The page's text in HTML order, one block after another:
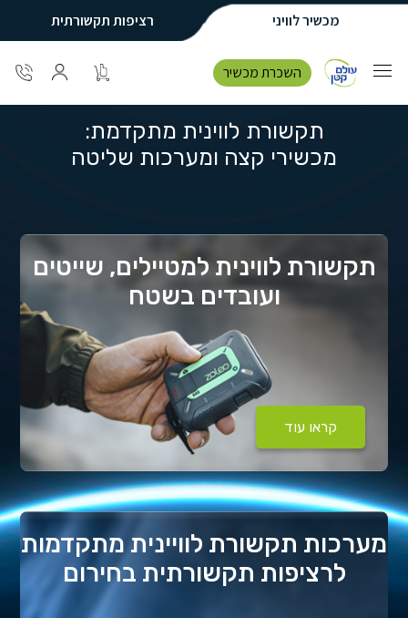
מכשיר לוויני רציפות תקשורתית
השכרת מכשיר
תקשורת לווינית מתקדמת:
מכשירי קצה ומערכות שליטה
תקשורת לווינית למטיילים, שייטים
ועובדים בשטח
קראו עוד
מערכות תקשורת לוויינית מתקדמות
לרציפות תקשורתית בחירום